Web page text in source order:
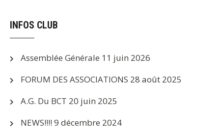
INFOS CLUB
Assemblée Générale 11 juin 2026
FORUM DES ASSOCIATIONS 28 août 2025
A.G. Du BCT 20 juin 2025
NEWS!!!! 9 décembre 2024